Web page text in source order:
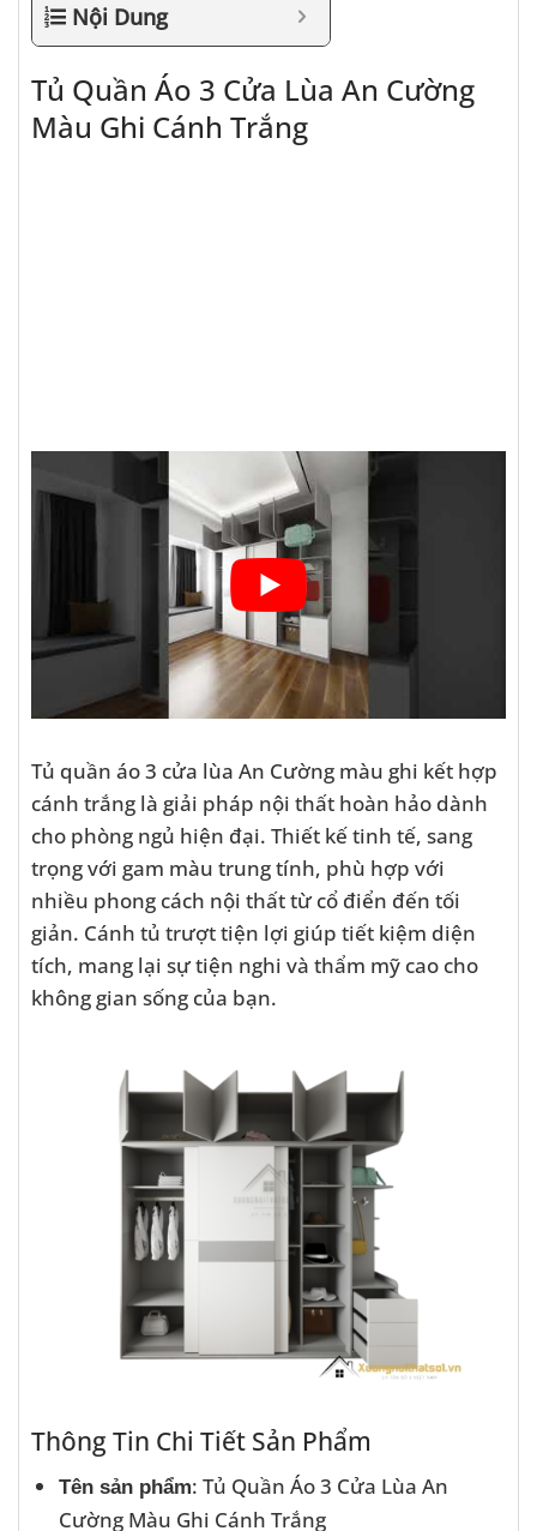
Nội Dung
Tủ Quần Áo 3 Cửa Lùa An Cường
Màu Ghi Cánh Trắng
Tủ quần áo 3 cửa lùa An Cường màu ghi kết hợp
cánh trắng là giải pháp nội thất hoàn hảo dành
cho phòng ngủ hiện đại. Thiết kế tinh tế, sang
trọng với gam màu trung tính, phù hợp với
nhiều phong cách nội thất từ cổ điển đến tối
giản. Cánh tủ trượt tiện lợi giúp tiết kiệm diện
tích, mang lại sự tiện nghi và thẩm mỹ cao cho
không gian sống của bạn.
Thông Tin Chi Tiết Sản Phẩm
Tên sản phẩm: Tủ Quần Áo 3 Cửa Lùa An
Cường Màu Ghi Cánh Trắng